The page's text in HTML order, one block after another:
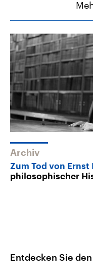
Archiv
Zum Tod von Ernst
philosophischer
Entdecken Sie